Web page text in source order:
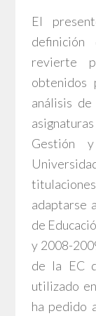
El
revierte
obtenidos
análisis
Gestión
adaptarse
de
y 2008-
de la EC
utilizado
ha pedido